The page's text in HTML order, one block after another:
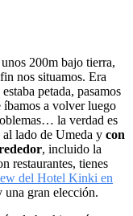
200m bajo tierra,
nos situamos. Era
petada, pasamos
íbamos a volver luego
la verdad es
lado de Umeda y con
, incluido la
restaurantes, tienes
del Hotel Kinki en
una gran elección.